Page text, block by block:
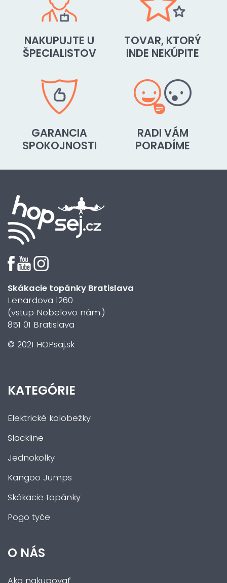
NAKUPUJTE U
ŠPECIALISTOV
TOVAR, KTORÝ
INDE NEKÚPITE
GARANCIA
SPOKOJNOSTI
RADI VÁM
PORADÍME
Skákacie topánky Bratislava
Lenardova 1260
(vstup Nobelovo nám.)
851 01 Bratislava
© 2021 HOPsaj.sk
KATEGÓRIE
Elektrické kolobežky
Slackline
Jednokolky
Kangoo Jumps
Skákacie topánky
Pogo tyče
O NÁS